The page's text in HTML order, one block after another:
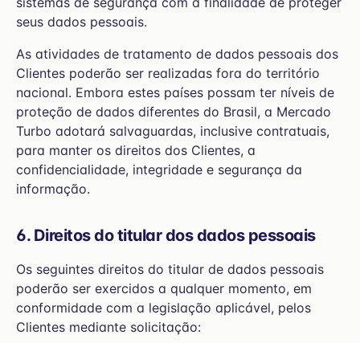
seus dados pessoais.
As atividades de tratamento de dados pessoais dos
Clientes poderão ser realizadas fora do território
nacional. Embora estes países possam ter níveis de
proteção de dados diferentes do Brasil, a Mercado
Turbo adotará salvaguardas, inclusive contratuais,
para manter os direitos dos Clientes, a
confidencialidade, integridade e segurança da
informação.
6. Direitos do titular dos dados pessoais
Os seguintes direitos do titular de dados pessoais
poderão ser exercidos a qualquer momento, em
conformidade com a legislação aplicável, pelos
Clientes mediante solicitação: